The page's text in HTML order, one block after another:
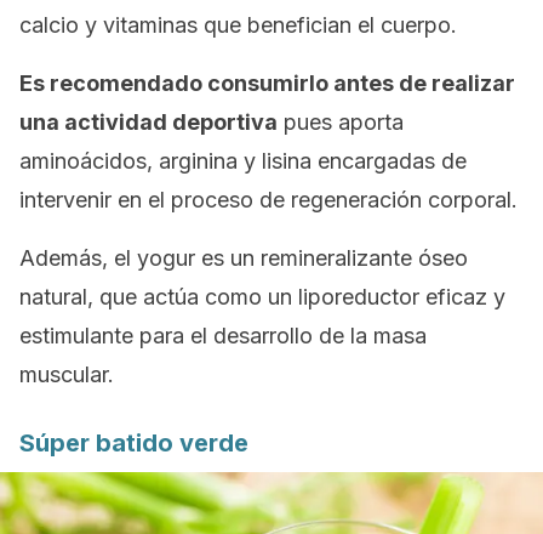
calcio y vitaminas que benefician el cuerpo.
Es recomendado consumirlo antes de realizar
una actividad deportiva pues aporta
aminoácidos, arginina y lisina encargadas de
intervenir en el proceso de regeneración corporal.
Además, el yogur es un remineralizante óseo
natural, que actúa como un liporeductor eficaz y
estimulante para el desarrollo de la masa
muscular.
Súper batido verde